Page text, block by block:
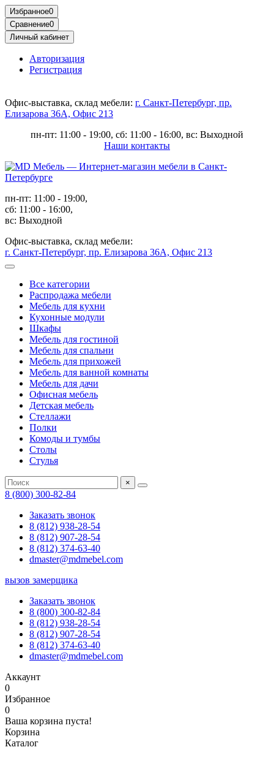
Избранное0
Сравнение0
Личный кабинет
Авторизация
Регистрация
Офис-выставка, склад мебели: г. Санкт-Петербург, пр.
Елизарова 36А, Офис 213
пн-пт: 11:00 - 19:00, сб: 11:00 - 16:00, вс: Выходной
Наши контакты
пн-пт: 11:00 - 19:00,
сб: 11:00 - 16:00,
вс: Выходной
Офис-выставка, склад мебели:
г. Санкт-Петербург, пр. Елизарова 36А, Офис 213
Все категории
Распродажа мебели
Мебель для кухни
Кухонные модули
Шкафы
Мебель для гостиной
Мебель для спальни
Мебель для прихожей
Мебель для ванной комнаты
Мебель для дачи
Офисная мебель
Детская мебель
Стеллажи
Полки
Комоды и тумбы
Столы
Стулья
×
8 (800) 300-82-84
Заказать звонок
8 (812) 938-28-54
8 (812) 907-28-54
8 (812) 374-63-40
dmaster@mdmebel.com
вызов замерщика
Заказать звонок
8 (800) 300-82-84
8 (812) 938-28-54
8 (812) 907-28-54
8 (812) 374-63-40
dmaster@mdmebel.com
Аккаунт
0
Избранное
0
Ваша корзина пуста!
Корзина
Каталог